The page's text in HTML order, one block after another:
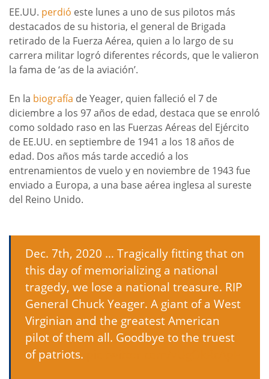
EE.UU. perdió este lunes a uno de sus pilotos más
destacados de su historia, el general de Brigada
retirado de la Fuerza Aérea, quien a lo largo de su
carrera militar logró diferentes récords, que le valieron
la fama de ‘as de la aviación’.
En la biografía de Yeager, quien falleció el 7 de
diciembre a los 97 años de edad, destaca que se enroló
como soldado raso en las Fuerzas Aéreas del Ejército
de EE.UU. en septiembre de 1941 a los 18 años de
edad. Dos años más tarde accedió a los
entrenamientos de vuelo y en noviembre de 1943 fue
enviado a Europa, a una base aérea inglesa al sureste
del Reino Unido.
Dec. 7th, 2020 … Tragically fitting that on
this day of memorializing a national
tragedy, we lose a national treasure. RIP
General Chuck Yeager. A giant of a West
Virginian and the greatest American
pilot of them all. Goodbye to the truest
of patriots.